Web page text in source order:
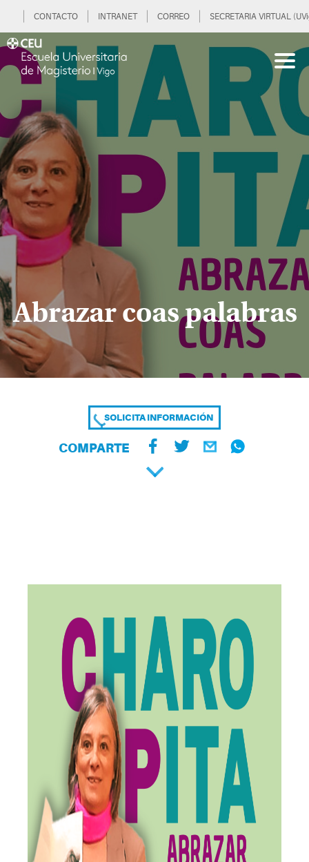
CONTACTO INTRANET CORREO SECRETARIA VIRTUAL
Abrazar coas palabras
SOLICITA INFORMACIÓN
COMPARTE